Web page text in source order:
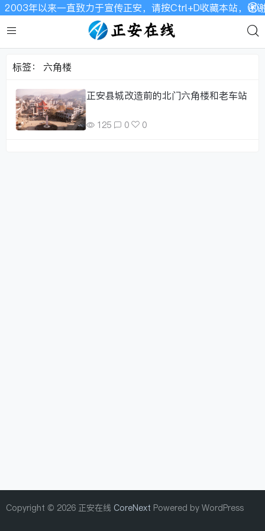
年以来一直致力于宣传正安，请按Ctrl+D收藏本站，谢
标签： 六角楼
正安县城改造前的北门六角楼和老车站
125 0 0
Copyright © 2026 正安在线 CoreNext Powered by WordPress